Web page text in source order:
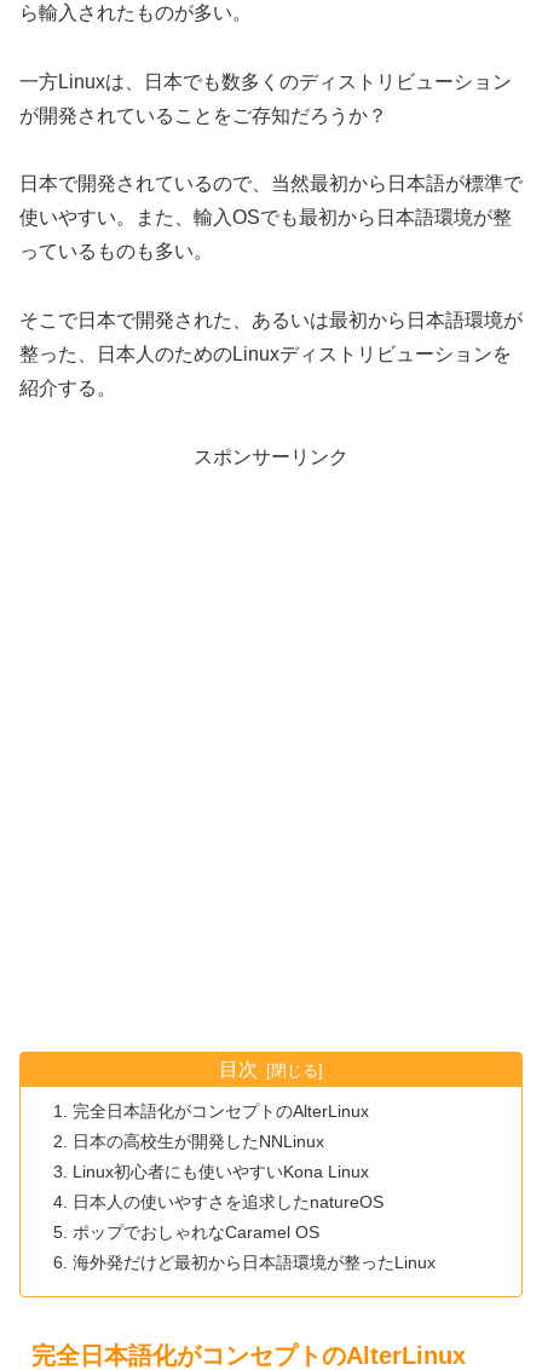
ら輸入されたものが多い。
一方Linuxは、日本でも数多くのディストリビューション
が開発されていることをご存知だろうか？
日本で開発されているので、当然最初から日本語が標準で
使いやすい。また、輸入OSでも最初から日本語環境が整
っているものも多い。
そこで日本で開発された、あるいは最初から日本語環境が
整った、日本人のためのLinuxディストリビューションを
紹介する。
スポンサーリンク
目次
完全日本語化がコンセプトのAlterLinux
日本の高校生が開発したNNLinux
Linux初心者にも使いやすいKona Linux
日本人の使いやすさを追求したnatureOS
ポップでおしゃれなCaramel OS
海外発だけど最初から日本語環境が整ったLinux
完全日本語化がコンセプトのAlterLinux